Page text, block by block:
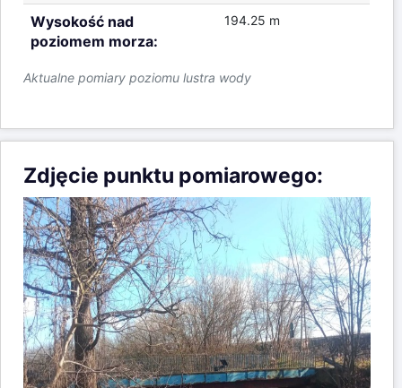
Aktualne pomiary poziomu lustra wody
Wysokość nad
poziomem morza:
194.25 m
Zdjęcie punktu pomiarowego: